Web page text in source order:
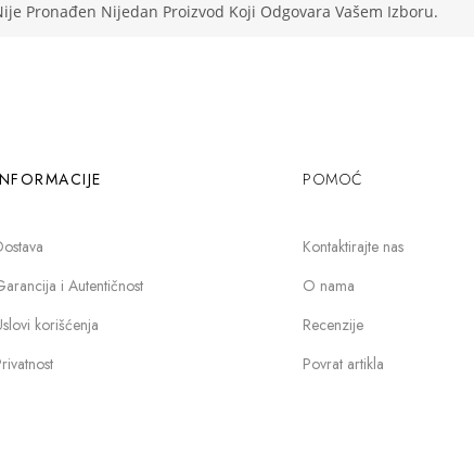
Pronađen Nijedan Proizvod Koji Odgovara Vašem Izboru.
i Autentičnost
korišćenja
POMOĆ
Kontaktirajte nas
O nama
Recenzije
Povrat artikla